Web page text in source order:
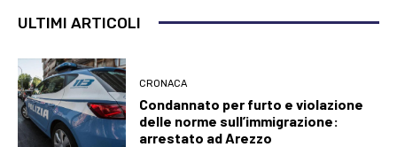
ULTIMI ARTICOLI
CRONACA
Condannato per furto e violazione
delle norme sull’immigrazione:
arrestato ad Arezzo